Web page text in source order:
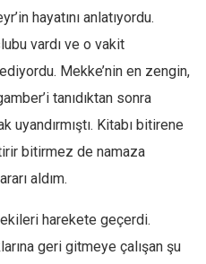
hayatını anlatıyordu.
vardı ve o vakit
Mekke’nin en zengin,
tanıdıktan sonra
Kitabı bitirene
bitirmez de namaza
aldım.
harekete geçerdi.
geri gitmeye çalışan şu